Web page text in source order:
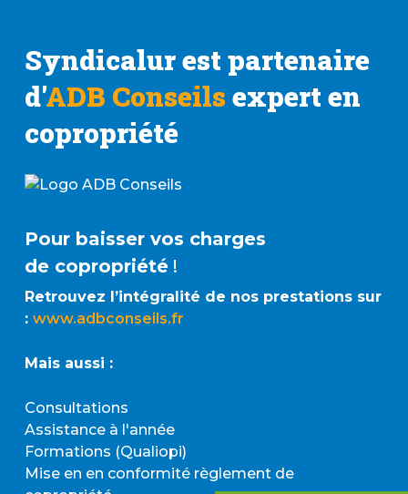
Syndicalur est partenaire
d'ADB Conseils expert en
copropriété
Pour baisser vos charges
de copropriété!
Retrouvez l’intégralité de nos prestations sur
: www.adbconseils.fr
Mais aussi :
Consultations
Assistance à l'année
Formations (Qualiopi)
Mise en en conformité règlement de